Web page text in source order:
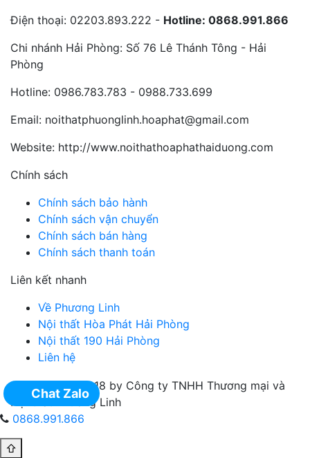
Điện thoại: 02203.893.222 - Hotline: 0868.991.866
Chi nhánh Hải Phòng: Số 76 Lê Thánh Tông - Hải
Phòng
Hotline: 0986.783.783 - 0988.733.699
Email: noithatphuonglinh.hoaphat@gmail.com
Website: http://www.noithathoaphathaiduong.com
Chính sách
Chính sách bảo hành
Chính sách vận chuyển
Chính sách bán hàng
Chính sách thanh toán
Liên kết nhanh
Về Phương Linh
Nội thất Hòa Phát Hải Phòng
Nội thất 190 Hải Phòng
Liên hệ
Copyright @ 2018 by Công ty TNHH Thương mại và
Nội thất Phương Linh
0868.991.866
Chat Zalo
⇧